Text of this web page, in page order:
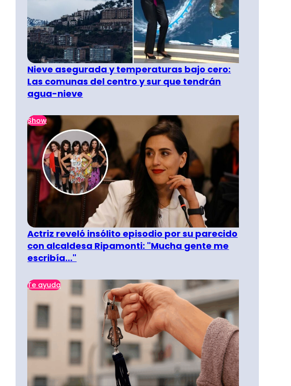
Nieve asegurada y temperaturas bajo cero:
Las comunas del centro y sur que tendrán
agua-nieve
Show
Actriz reveló insólito episodio por su parecido
con alcaldesa Ripamonti: "Mucha gente me
escribía..."
Te ayuda